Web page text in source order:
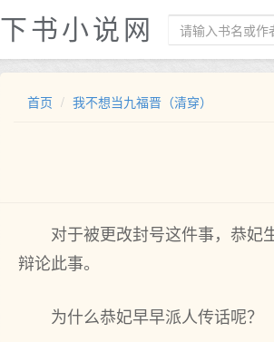
下书小说网
首页 我不想当九福晋（清穿）
对于被更改封号这件事，恭妃
辩论此事。
为什么恭妃早早派人传话呢？